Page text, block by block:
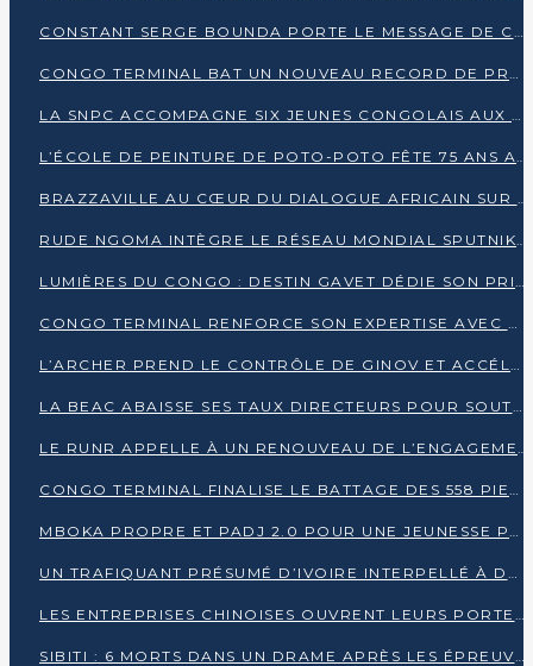
CONSTANT SERGE BOUNDA PORTE LE MESSAGE DE COMPASSION DE DENIS SASSOU NGUESSO EN IRAN
CONGO TERMINAL BAT UN NOUVEAU RECORD DE PRODUCTIVITÉ AU PORT DE POINTE-NOIRE
LA SNPC ACCOMPAGNE SIX JEUNES CONGOLAIS AUX OLYMPIADES PANAFRICAINES DE MATHÉMATIQUES
L’ÉCOLE DE PEINTURE DE POTO-POTO FÊTE 75 ANS AU SERVICE DE L’ART CONGOLAIS
BRAZZAVILLE AU CŒUR DU DIALOGUE AFRICAIN SUR LES OBJECTIFS DE DÉVELOPPEMENT DURABLE
RUDE NGOMA INTÈGRE LE RÉSEAU MONDIAL SPUTNIK PRO APRÈS UNE FORMATION À MOSCOU
LUMIÈRES DU CONGO : DESTIN GAVET DÉDIE SON PRIX À L’UNITÉ NATIONALE ET À LA JEUNESSE
CONGO TERMINAL RENFORCE SON EXPERTISE AVEC NEUF NOUVEAUX FORMATEURS EN ENGINS PORTUAIRES
L’ARCHER PREND LE CONTRÔLE DE GINOV ET ACCÉLÈRE SON VIRAGE NUMÉRIQUE
LA BEAC ABAISSE SES TAUX DIRECTEURS POUR SOUTENIR LA CROISSANCE EN ZONE CEMAC
LE RUNR APPELLE À UN RENOUVEAU DE L’ENGAGEMENT MILITANT
CONGO TERMINAL FINALISE LE BATTAGE DES 558 PIEUX DU FUTUR QUAI DU MÔLE EST
MBOKA PROPRE ET PADJ 2.0 POUR UNE JEUNESSE PLUS AUTONOME
UN TRAFIQUANT PRÉSUMÉ D’IVOIRE INTERPELLÉ À DOLISIE
LES ENTREPRISES CHINOISES OUVRENT LEURS PORTES AUX JEUNES DIPLÔMÉS
SIBITI : 6 MORTS DANS UN DRAME APRÈS LES ÉPREUVES DU BEPC